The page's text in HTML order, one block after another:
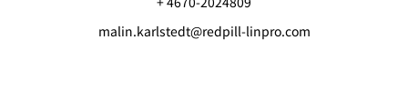
malin.karlstedt@redpill-linpro.com